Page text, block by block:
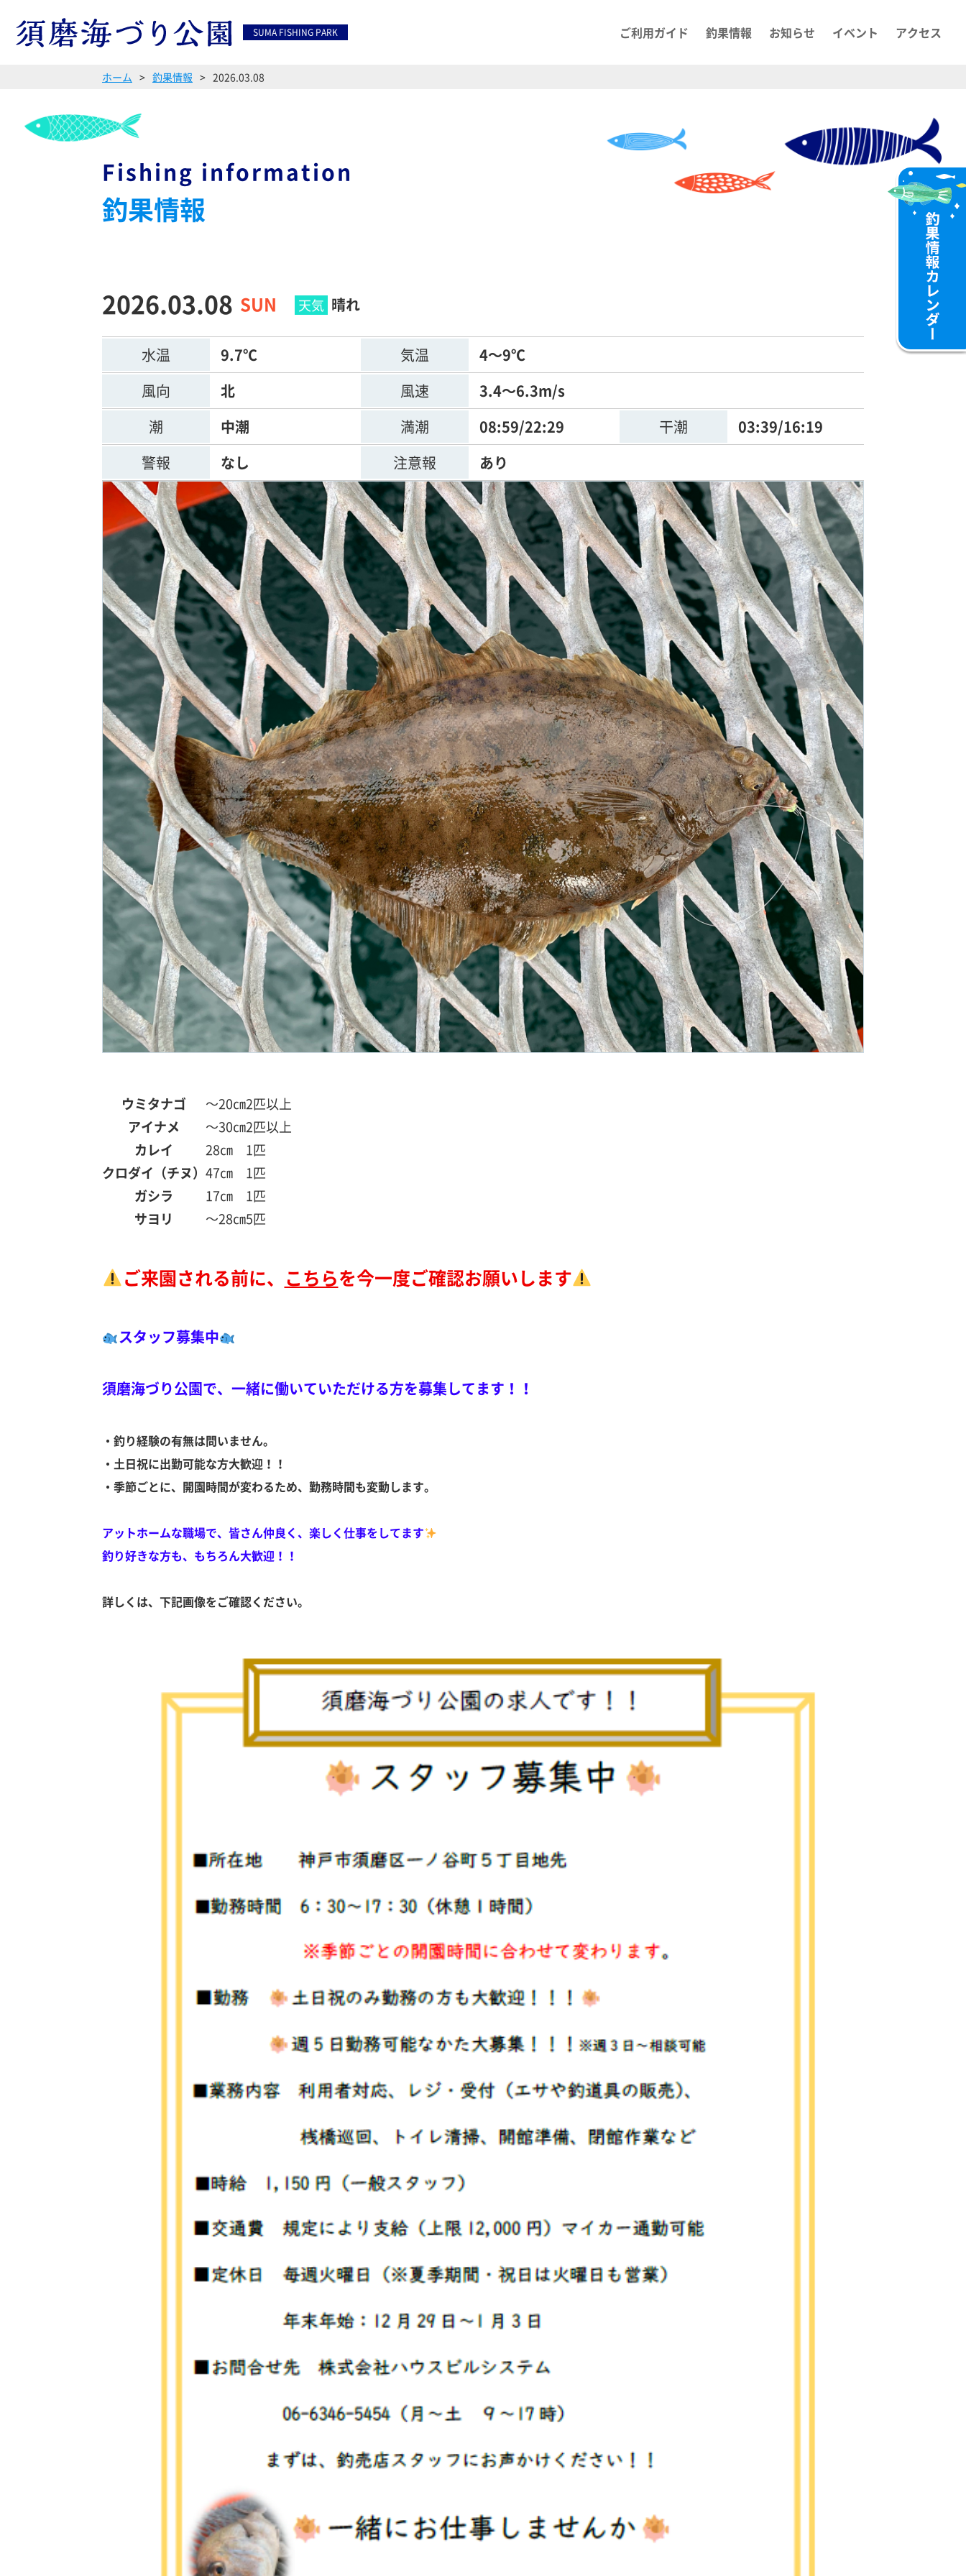
SUMA FISHING PARK ご利用ガイド 釣果情報 お知らせ イベント アクセス
ホーム 釣果情報 2026.03.08
Fishing information
釣果情報
2026.03.08 SUN 晴れ
水温 9.7℃ 気温
4～9℃
風向
北 風速
3.4～6.3m/s
潮
中潮 満潮 08:59/22:29 干潮
03:39/16:19
警報
なし 注意報 あり
ウミタナゴ ～20㎝2匹以上
アイナメ
～30㎝2匹以上
カレイ
28㎝
1匹
クロダイ（チヌ） 47㎝
1匹
ガシラ
17㎝
1匹
サヨリ
～28㎝5匹
ご来園される前に、 こちらを今一度ご確認お願いします
スタッフ募集中
須磨海づり公園で、一緒に働いていただける方を募集してます！！
・釣り経験の有無は問いません。
・土日祝に出勤可能な方大歓迎！！
・季節ごとに、開園時間が変わるため、勤務時間も変動します。
アットホームな職場で、皆さん仲良く、楽しく仕事をしてます
釣り好きな方も、もちろん大歓迎！！
詳しくは、下記画像をご確認ください。